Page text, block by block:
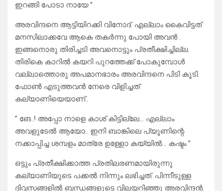
ഇറങ്ങി പോടാ നായേ ”
അരവിന്ദനെ ആട്ടിയിറക്കി വിനോദ്. എല്ലാം കൈവിട്ടത്
മനസിലാക്കവേ ആകെ തകർന്നു പോയി അവൻ .
ഇങ്ങനൊരു തിരിച്ചടി അവനൊട്ടും പ്രതീക്ഷിച്ചില്ല.
തിരികെ കാറിൽ കയറി പുറത്തേക്ക് പോകുമ്പോൾ
വല്ലാത്തൊരു അപമാനഭാരം അരവിന്ദനെ പിടി കൂടി.
ഫോൺ എടുത്തവൻ നേരെ വിളിച്ചത്
കല്യാണിയെയാണ്..
” ങേ..! അപ്പോ നാളെ കാശ് കിട്ടില്ലേ… എല്ലാം
അവളുടേൽ ആയോ.. ഇനി ബാങ്കിലെ പ്യൂണിന്റെ
നക്കാപ്പിച്ച ശമ്പളം മാത്രേ ഉള്ളോ കയ്യിൽ… കഷ്ടം ”
ഒട്ടും പ്രതീക്ഷിക്കാത്ത പ്രതിലരണമായിരുന്നു
കല്യാണിയുടെ പക്കൽ നിന്നും ലഭിച്ചത്. പിന്നീടുള്ള
ദിവസങ്ങളിൽ ബന്ധങ്ങളുടെ വിലയറിഞ്ഞു അരവിന്ദൻ.